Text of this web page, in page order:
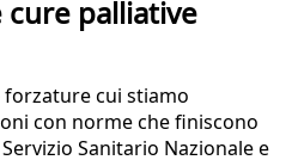
cure palliative
cui stiamo
con norme che finiscono
Sanitario Nazionale e